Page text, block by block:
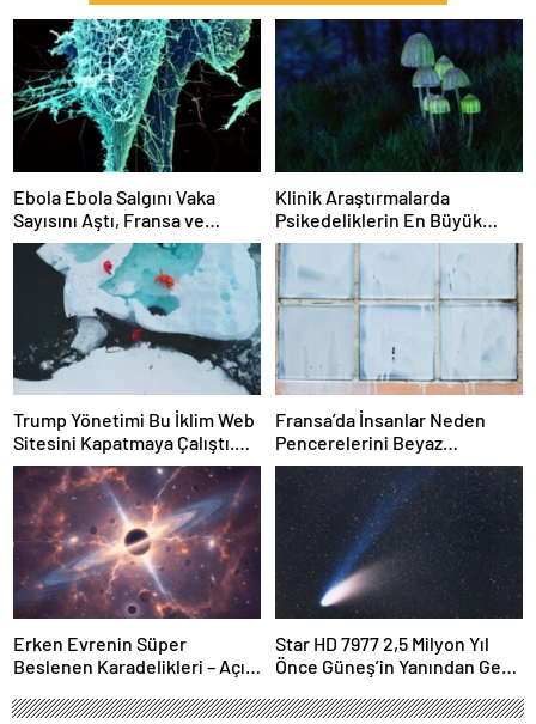
Ebola Ebola Salgını Vaka
Sayısını Aştı, Fransa ve
Uganda’da Tespit Edildi
Klinik Araştırmalarda
Psikedeliklerin En Büyük
Etkisi Gözden Kaçıyor
Olabilir: İnsanların
Hedeflerini, Değerlerini,
Kariyerlerini ve İlişkilerini
Değiştiriyor Gibi
Görünüyorlar
Trump Yönetimi Bu İklim Web
Sitesini Kapatmaya Çalıştı.
Bilim Adamları Onu Tekrar
Çevrimiçi Hale Getirdi
Fransa’da İnsanlar Neden
Pencerelerini Beyaz
Tebeşirle Boyuyor?
Erken Evrenin Süper
Beslenen Karadelikleri – Açık
Star HD 7977 2,5 Milyon Yıl
Önce Güneş’in Yanından Geçti
Yıldızlardaki Rahatsızlığı